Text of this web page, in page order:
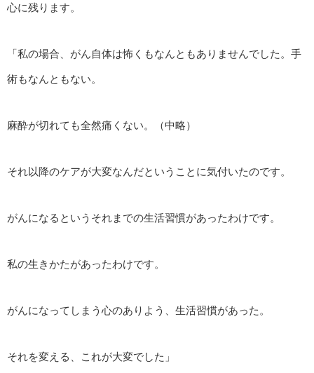
心に残ります。
「私の場合、がん自体は怖くもなんともありませんでした。手
術もなんともない。
麻酔が切れても全然痛くない。（中略）
それ以降のケアが大変なんだということに気付いたのです。
がんになるというそれまでの生活習慣があったわけです。
私の生きかたがあったわけです。
がんになってしまう心のありよう、生活習慣があった。
それを変える、これが大変でした」